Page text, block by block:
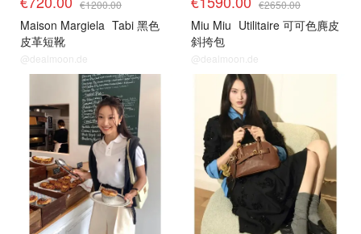
€1200.00
Maison Margiela Tabi 黑色
皮革短靴
@dealmoon.de
€2650.00
Miu Miu Utilitaire 可可色麂皮
斜挎包
@dealmoon.de